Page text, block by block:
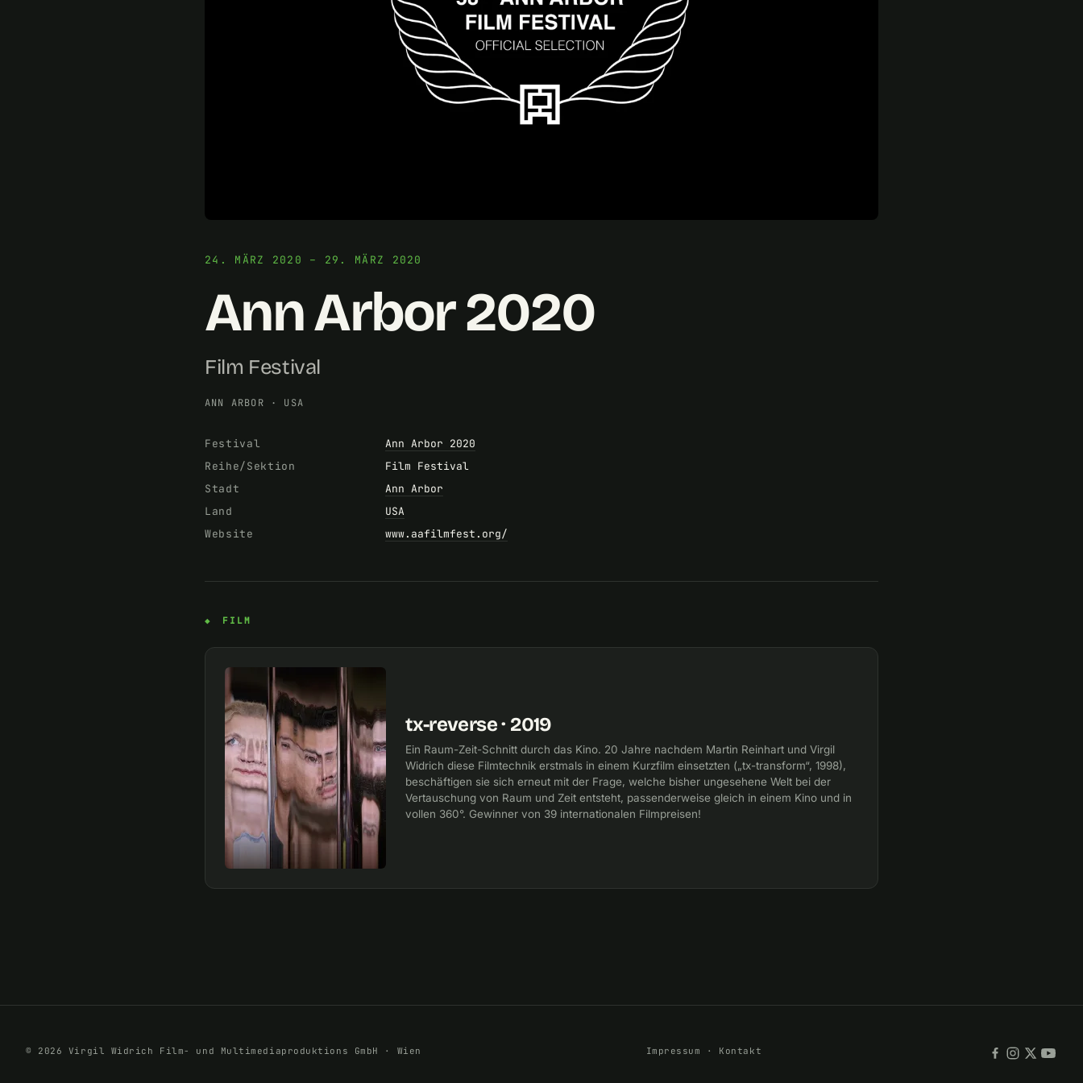
24. MÄRZ 2020 – 29. MÄRZ 2020
Ann Arbor 2020
Film Festival
ANN ARBOR · USA
Festival
Ann Arbor 2020
Reihe/Sektion
Film Festival
Stadt
Ann Arbor
Land
USA
Website
www.aafilmfest.org/
FILM
tx-reverse · 2019
Ein Raum-Zeit-Schnitt durch das Kino. 20 Jahre nachdem Martin Reinhart und Virgil
Widrich diese Filmtechnik erstmals in einem Kurzfilm einsetzten („tx-transform“, 1998),
beschäftigen sie sich erneut mit der Frage, welche bisher ungesehene Welt bei der
Vertauschung von Raum und Zeit entsteht, passenderweise gleich in einem Kino und in
vollen 360°. Gewinner von 39 internationalen Filmpreisen!
© 2026 Virgil Widrich Film- und Multimediaproduktions GmbH · Wien Impressum · Kontakt